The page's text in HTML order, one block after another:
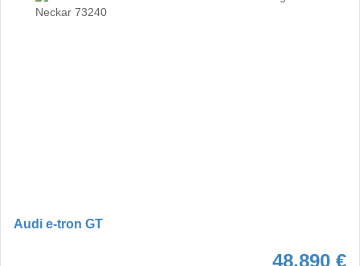
Audi e-tron GT
48.890 €